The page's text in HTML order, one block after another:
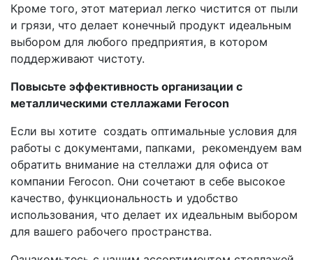
Кроме того, этот материал легко чистится от пыли
и грязи, что делает конечный продукт идеальным
выбором для любого предприятия, в котором
поддерживают чистоту.
Повысьте эффективность организации с
металлическими стеллажами Ferocon
Если вы хотите создать оптимальные условия для
работы с документами, папками, рекомендуем вам
обратить внимание на стеллажи для офиса от
компании Ferocon. Они сочетают в себе высокое
качество, функциональность и удобство
использования, что делает их идеальным выбором
для вашего рабочего пространства.